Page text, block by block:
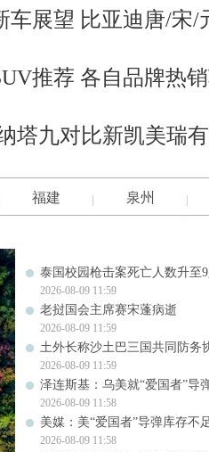
车展望 比亚迪唐/宋/
推荐 各自品牌热
塔九对比新凯美瑞
福建 泉州
泰国校园枪击案死亡人数升至
2026-08-09 11:59
老挝国会主席赛宋蓬病逝
2026-08-09 11:59
土外长称沙土巴三国共同防务
2026-08-09 11:59
泽连斯基：乌美就“爱国者”导
2026-08-09 11:58
美媒：美“爱国者”导弹库存不
2026-08-09 11:58